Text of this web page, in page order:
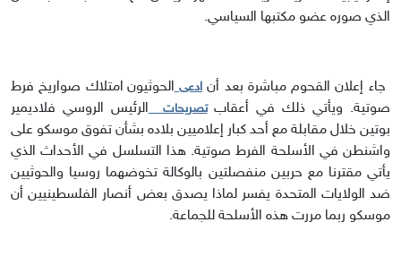
الذي صوره عضو مكتبها السياسي.
جاء إعلان القحوم مباشرة بعد أنادعى الحوثيون امتلاك صواريخ فرط
صوتية. ويأتي ذلك في أعقابتصريحات الرئيس الروسي فلاديمير
بوتين خلال مقابلة مع أحد كبار إعلاميين بلاده بشأن تفوق موسكو على
واشنطن في الأسلحة الفرط صوتية. هذا التسلسل في الأحداث الذي
يأتي مقترنا مع حربين منفصلتين بالوكالة تخوضهما روسيا والحوثيين
ضد الولايات المتحدة يفسر لماذا يصدق بعض أنصار الفلسطينيين أن
موسكو ربما مررت هذه الأسلحة للجماعة.